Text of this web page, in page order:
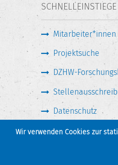
Wir verwenden Cookies zur
SCHNELLEINSTIEGE
Mitarbeiter*innen
Projektsuche
DZHW-
Datenschutz